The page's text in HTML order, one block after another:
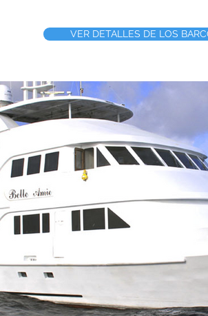
VER DETALLES DE LOS